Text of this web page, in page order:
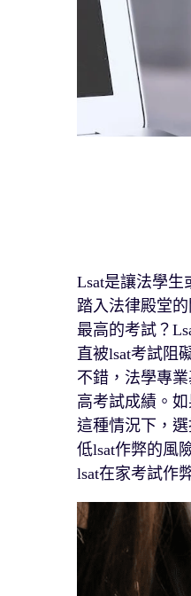
Lsat是讓法學
踏入法律殿堂
最高的考試？
直被lsat考試阻
不錯，法學專
高考試成績。
這種情況下，
低lsat作弊的風
lsat在家考試作